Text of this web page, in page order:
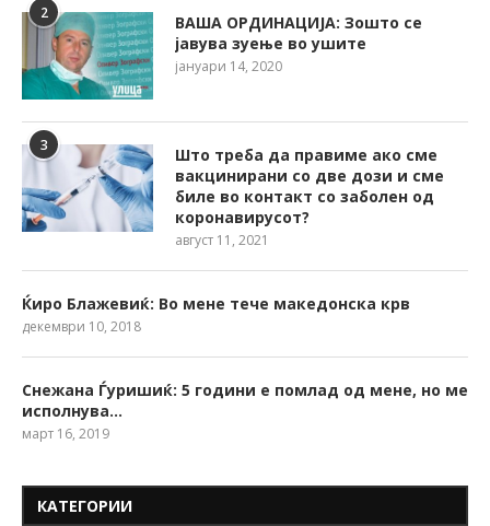
2
ВАША ОРДИНАЦИЈА: Зошто се
јавува зуење во ушите
јануари 14, 2020
3
Што треба да правиме ако сме
вакцинирани со две дози и сме
биле во контакт со заболен од
коронавирусот?
август 11, 2021
Ќиро Блажевиќ: Во мене тече македонска крв
декември 10, 2018
Снежана Ѓуришиќ: 5 години е помлад од мене, но ме
исполнува…
март 16, 2019
КАТЕГОРИИ